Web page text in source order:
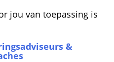
jou van toepassing is
&